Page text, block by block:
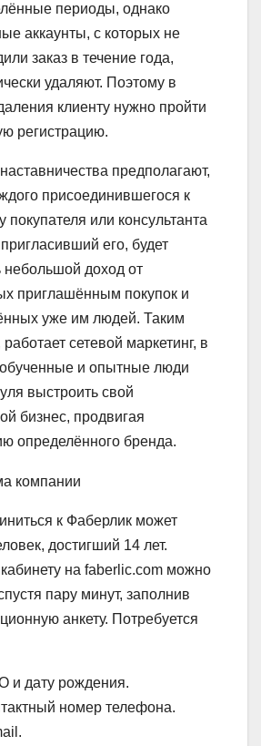
периоды, однако
аккаунты, с которых не
заказ в течение года,
удаляют. Поэтому в
клиенту нужно пройти
регистрацию.
предполагают,
присоединившегося к
покупателя или консультанта
его, будет
небольшой доход от
приглашённым покупок и
уже им людей. Таким
сетевой маркетинг, в
и опытные люди
выстроить свой
бизнес, продвигая
определённого бренда.
к Фаберлик может
достигший 14 лет.
на faberlic.com можно
пару минут, заполнив
анкету. Потребуется
и дату рождения.
номер телефона.